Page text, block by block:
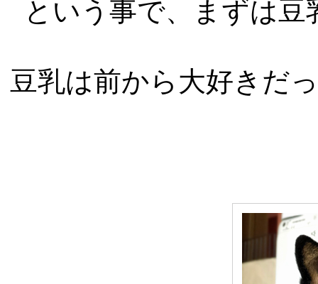
という事で、まずは
豆乳は前から大好きだ